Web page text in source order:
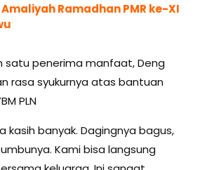
Ramadhan PMR ke-XI
satu penerima manfaat, Deng
rasa syukurnya atas bantuan
PLN
kasih banyak. Dagingnya bagus,
Kami bisa langsung